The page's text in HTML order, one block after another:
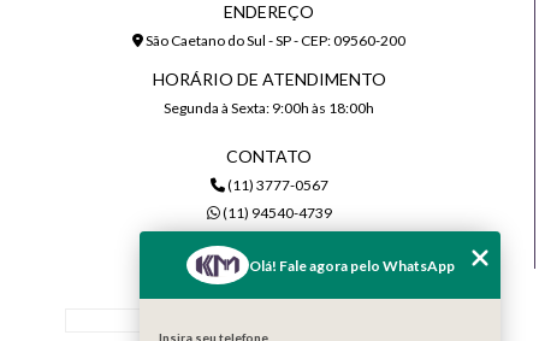
ENDEREÇO
São Caetano do Sul - SP - CEP: 09560-200
HORÁRIO DE ATENDIMENTO
Segunda à Sexta: 9:00h às 18:00h
CONTATO
(11) 3777-0567
(11) 94540-4739
Olá! Fale agora pelo WhatsApp
Insira seu telefone